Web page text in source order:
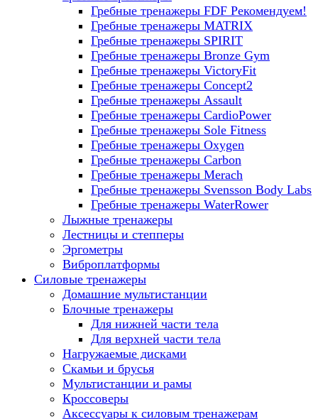
Гребные тренажеры FDF Рекомендуем!
Гребные тренажеры MATRIX
Гребные тренажеры SPIRIT
Гребные тренажеры Bronze Gym
Гребные тренажеры VictoryFit
Гребные тренажеры Concept2
Гребные тренажеры Assault
Гребные тренажеры CardioPower
Гребные тренажеры Sole Fitness
Гребные тренажеры Oxygen
Гребные тренажеры Carbon
Гребные тренажеры Merach
Гребные тренажеры Svensson Body Labs
Гребные тренажеры WaterRower
Лыжные тренажеры
Лестницы и степперы
Эргометры
Виброплатформы
Силовые тренажеры
Домашние мультистанции
Блочные тренажеры
Для нижней части тела
Для верхней части тела
Нагружаемые дисками
Скамьи и брусья
Мультистанции и рамы
Кроссоверы
Аксессуары к силовым тренажерам